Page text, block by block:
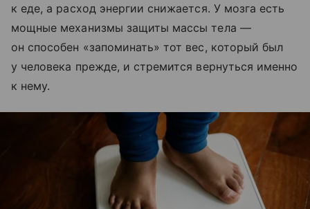
к еде, а расход энергии снижается. У мозга есть
мощные механизмы защиты массы тела —
он способен «запоминать» тот вес, который был
у человека прежде, и стремится вернуться именно
к нему.